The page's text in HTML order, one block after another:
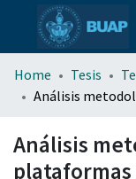
Home Tesis
Análisis